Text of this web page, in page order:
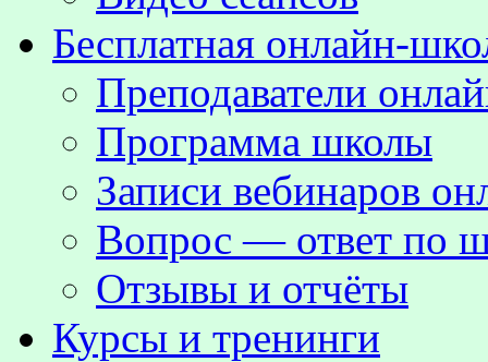
Бесплатная онлайн-
Преподаватели
Программа школы
Записи вебинаров
Вопрос — ответ по
Отзывы и отчёты
Курсы и тренинги